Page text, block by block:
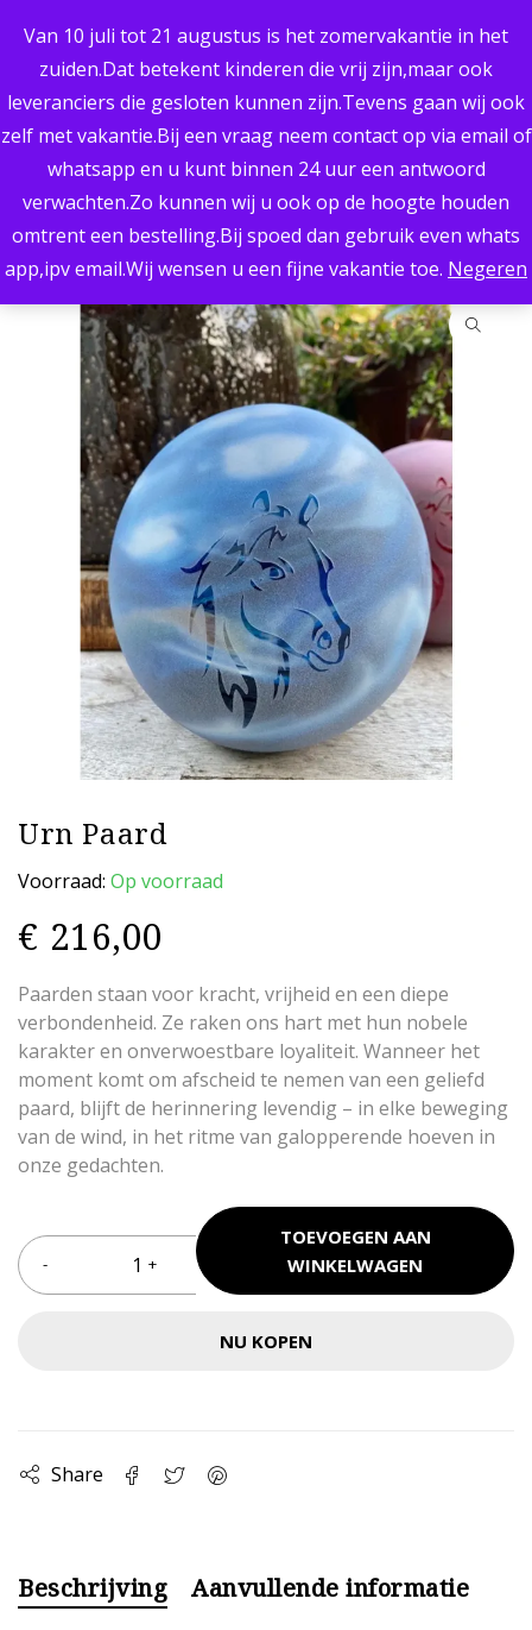
Van 10 juli tot 21 augustus is het zomervakantie in het
zuiden.Dat betekent kinderen die vrij zijn,maar ook
leveranciers die gesloten kunnen zijn.Tevens gaan wij ook
zelf met vakantie.Bij een vraag neem contact op via email of
whatsapp en u kunt binnen 24 uur een antwoord
verwachten.Zo kunnen wij u ook op de hoogte houden
omtrent een bestelling.Bij spoed dan gebruik even whats
app,ipv email.Wij wensen u een fijne vakantie toe. Negeren
UITSTEKENDE KWALITEIT
PERSOONLIJK ADVIES
BREED ASSORTIMENT
RETOURNEREN MOGELIJK
SNELLE LEVERING
0
Home / Urnen / Dierenurnen / Urn Paard
Urn Paard
Voorraad: Op voorraad
€ 216,00
Paarden staan voor kracht, vrijheid en een diepe
verbondenheid. Ze raken ons hart met hun nobele
karakter en onverwoestbare loyaliteit. Wanneer het
moment komt om afscheid te nemen van een geliefd
paard, blijft de herinnering levendig – in elke beweging
van de wind, in het ritme van galopperende hoeven in
onze gedachten.
TOEVOEGEN AAN
WINKELWAGEN
NU KOPEN
Share
Beschrijving Aanvullende informatie